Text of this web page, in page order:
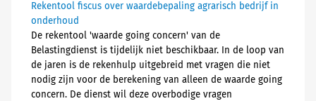
Rekentool fiscus over waardebepaling agrarisch bedrijf in
onderhoud
De rekentool 'waarde going concern' van de
Belastingdienst is tijdelijk niet beschikbaar. In de loop van
de jaren is de rekenhulp uitgebreid met vragen die niet
nodig zijn voor de berekening van alleen de waarde going
concern. De dienst wil deze overbodige vragen